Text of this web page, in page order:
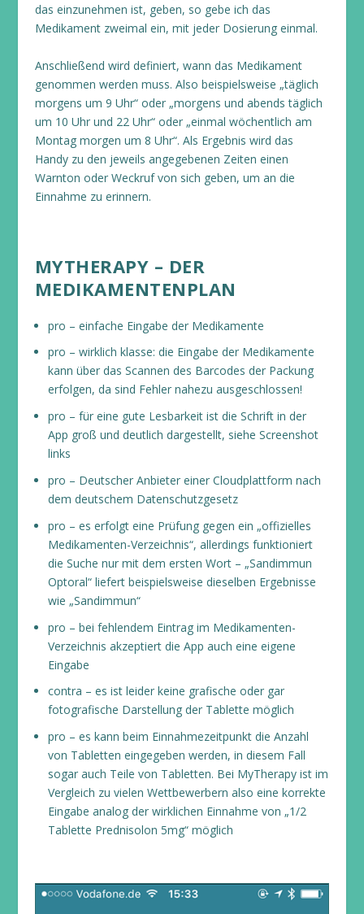
das einzunehmen ist, geben, so gebe ich das
Medikament zweimal ein, mit jeder Dosierung einmal.
Anschließend wird definiert, wann das Medikament
genommen werden muss. Also beispielsweise „täglich
morgens um 9 Uhr“ oder „morgens und abends täglich
um 10 Uhr und 22 Uhr“ oder „einmal wöchentlich am
Montag morgen um 8 Uhr“. Als Ergebnis wird das
Handy zu den jeweils angegebenen Zeiten einen
Warnton oder Weckruf von sich geben, um an die
Einnahme zu erinnern.
MYTHERAPY – DER
MEDIKAMENTENPLAN
pro – einfache Eingabe der Medikamente
pro – wirklich klasse: die Eingabe der Medikamente
kann über das Scannen des Barcodes der Packung
erfolgen, da sind Fehler nahezu ausgeschlossen!
pro – für eine gute Lesbarkeit ist die Schrift in der
App groß und deutlich dargestellt, siehe Screenshot
links
pro – Deutscher Anbieter einer Cloudplattform nach
dem deutschem Datenschutzgesetz
pro – es erfolgt eine Prüfung gegen ein „offizielles
Medikamenten-Verzeichnis“, allerdings funktioniert
die Suche nur mit dem ersten Wort – „Sandimmun
Optoral“ liefert beispielsweise dieselben Ergebnisse
wie „Sandimmun“
pro – bei fehlendem Eintrag im Medikamenten-
Verzeichnis akzeptiert die App auch eine eigene
Eingabe
contra – es ist leider keine grafische oder gar
fotografische Darstellung der Tablette möglich
pro – es kann beim Einnahmezeitpunkt die Anzahl
von Tabletten eingegeben werden, in diesem Fall
sogar auch Teile von Tabletten. Bei MyTherapy ist im
Vergleich zu vielen Wettbewerbern also eine korrekte
Eingabe analog der wirklichen Einnahme von „1/2
Tablette Prednisolon 5mg“ möglich